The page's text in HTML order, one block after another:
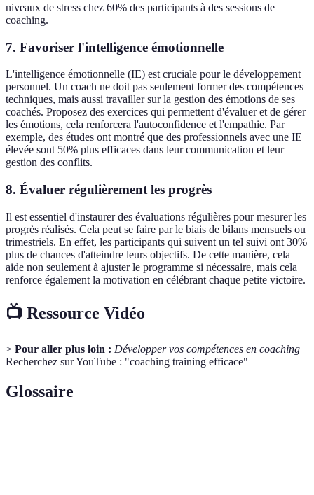
niveaux de stress chez 60% des participants à des sessions de
coaching.
7. Favoriser l'intelligence émotionnelle
L'intelligence émotionnelle (IE) est cruciale pour le développement
personnel. Un coach ne doit pas seulement former des compétences
techniques, mais aussi travailler sur la gestion des émotions de ses
coachés. Proposez des exercices qui permettent d'évaluer et de gérer
les émotions, cela renforcera l'autoconfidence et l'empathie. Par
exemple, des études ont montré que des professionnels avec une IE
élevée sont 50% plus efficaces dans leur communication et leur
gestion des conflits.
8. Évaluer régulièrement les progrès
Il est essentiel d'instaurer des évaluations régulières pour mesurer les
progrès réalisés. Cela peut se faire par le biais de bilans mensuels ou
trimestriels. En effet, les participants qui suivent un tel suivi ont 30%
plus de chances d'atteindre leurs objectifs. De cette manière, cela
aide non seulement à ajuster le programme si nécessaire, mais cela
renforce également la motivation en célébrant chaque petite victoire.
📺 Ressource Vidéo
> Pour aller plus loin : Développer vos compétences en coaching
Recherchez sur YouTube : "coaching training efficace"
Glossaire